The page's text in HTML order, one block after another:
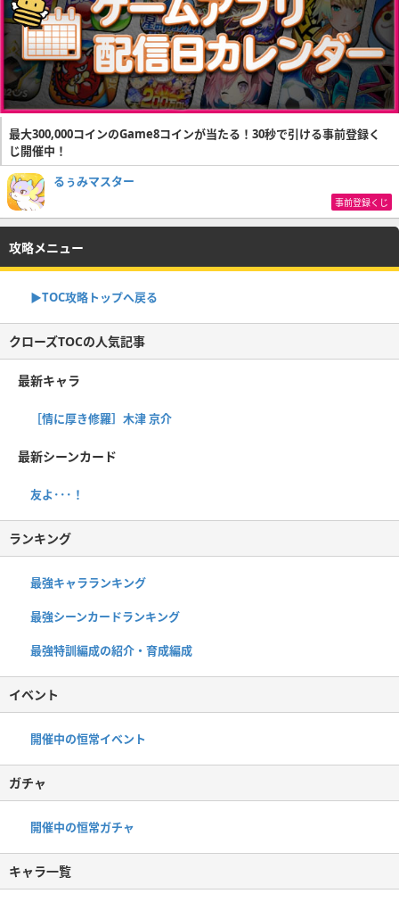
最大300,000コインのGame8コインが当たる！30秒で引ける事前登録く
じ開催中！
るぅみマスター
事前登録くじ
攻略メニュー
▶TOC攻略トップへ戻る
クローズTOCの人気記事
最新キャラ
［情に厚き修羅］木津 京介
最新シーンカード
友よ･･･！
ランキング
最強キャラランキング
最強シーンカードランキング
最強特訓編成の紹介・育成編成
イベント
開催中の恒常イベント
ガチャ
開催中の恒常ガチャ
キャラ一覧